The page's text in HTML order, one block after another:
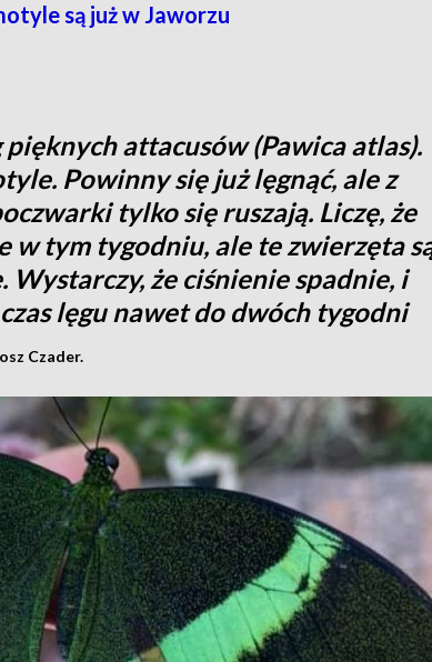
są już w Jaworzu
attacusów (Pawica atlas).
Powinny się już lęgnąć, ale z
tylko się ruszają. Liczę, że
w tym tygodniu, ale te zwierzęta
że ciśnienie spadnie, i
lęgu nawet do dwóch tygodni
Czader.